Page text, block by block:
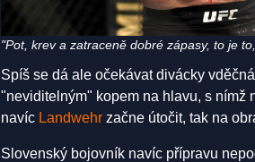
"Pot, krev a zatraceně dobré zápasy, to je
Spíš se dá ale očekávat divácky
"neviditelným" kopem na hlavu, s nímž
navíc Landwehr začne útočit, tak na
Slovenský bojovník navíc přípravu